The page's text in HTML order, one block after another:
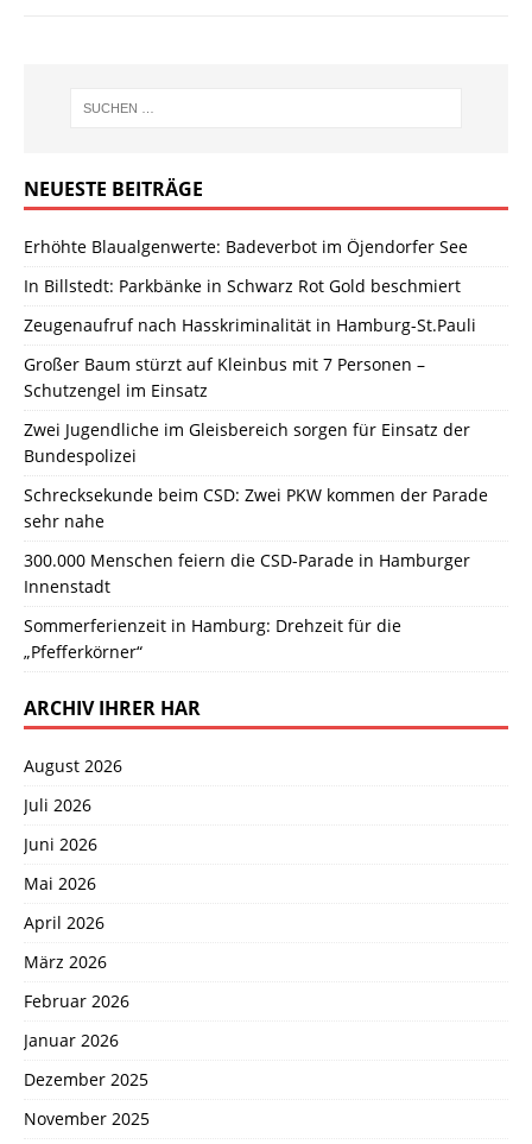
NEUESTE BEITRÄGE
Erhöhte Blaualgenwerte: Badeverbot im Öjendorfer See
In Billstedt: Parkbänke in Schwarz Rot Gold beschmiert
Zeugenaufruf nach Hasskriminalität in Hamburg-St.Pauli
Großer Baum stürzt auf Kleinbus mit 7 Personen –
Schutzengel im Einsatz
Zwei Jugendliche im Gleisbereich sorgen für Einsatz der
Bundespolizei
Schrecksekunde beim CSD: Zwei PKW kommen der Parade
sehr nahe
300.000 Menschen feiern die CSD-Parade in Hamburger
Innenstadt
Sommerferienzeit in Hamburg: Drehzeit für die
„Pfefferkörner“
ARCHIV IHRER HAR
August 2026
Juli 2026
Juni 2026
Mai 2026
April 2026
März 2026
Februar 2026
Januar 2026
Dezember 2025
November 2025